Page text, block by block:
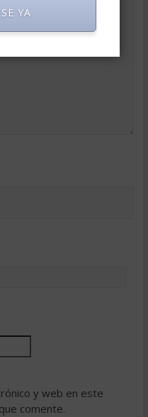
y web en este
comente.
YA